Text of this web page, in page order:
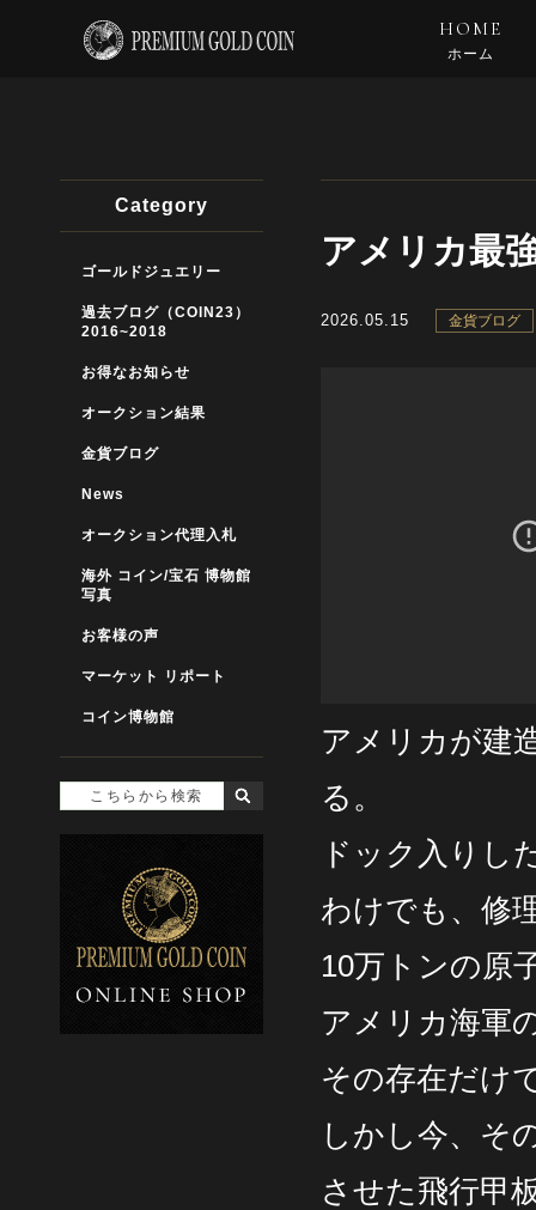
HOME
ホーム
アメリカ最
2026.05.15 金貨ブログ
アメリカが建
る。
ドック入りし
わけでも、修
10万トンの原
アメリカ海軍
その存在だけ
しかし今、そ
させた飛行甲
Category
ゴールドジュエリー
過去ブログ（COIN23）
2016~2018
お得なお知らせ
オークション結果
金貨ブログ
News
オークション代理入札
海外 コイン/宝石 博物館
写真
お客様の声
マーケット リポート
コイン博物館